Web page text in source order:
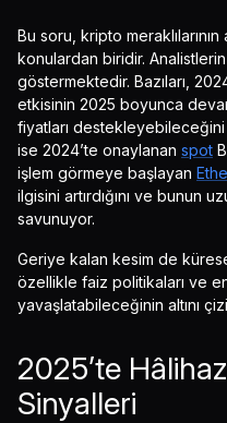
Bu soru, kripto
konulardan biridir. Analistlerin
göstermektedir. Bazıları,
etkisinin 2025 boyunca
fiyatları destekleyebileceğini
ise 2024’te onaylanan spot
işlem görmeye başlayan
ilgisini artırdığını ve bunun
savunuyor.
Geriye kalan kesim de
özellikle faiz politikaları ve
yavaşlatabileceğinin altını
2025’te
Sinyalleri